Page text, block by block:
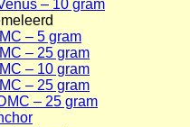
– 10 gram
– 5 gram
– 25 gram
– 10 gram
– 25 gram
– 25 gram